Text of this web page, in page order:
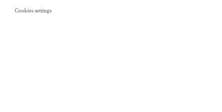
Cookies settings